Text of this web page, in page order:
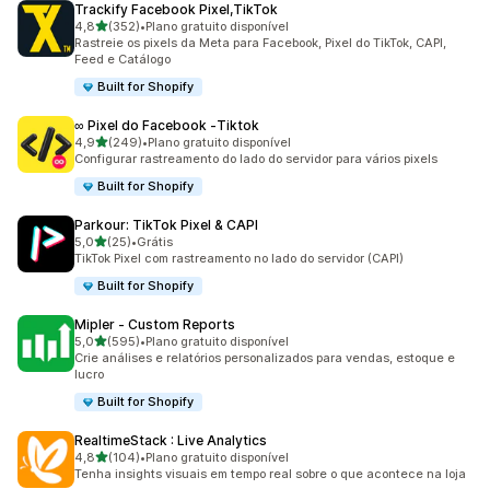
Trackify Facebook Pixel,TikTok
4,8de 5 estrelas
(352)
352 avaliações ao todo
•Plano gratuito disponível
Rastreie os pixels da Meta para Facebook, Pixel do TikTok, CAPI,
Feed e Catálogo
Built for Shopify
∞ Pixel do Facebook ‑Tiktok
4,9de 5 estrelas
(249)
249 avaliações ao todo
•Plano gratuito disponível
Configurar rastreamento do lado do servidor para vários pixels
Built for Shopify
Parkour: TikTok Pixel & CAPI
5,0de 5 estrelas
(25)
25 avaliações ao todo
•Grátis
TikTok Pixel com rastreamento no lado do servidor (CAPI)
Built for Shopify
Mipler ‑ Custom Reports
5,0de 5 estrelas
(595)
595 avaliações ao todo
•Plano gratuito disponível
Crie análises e relatórios personalizados para vendas, estoque e
lucro
Built for Shopify
RealtimeStack : Live Analytics
4,8de 5 estrelas
(104)
104 avaliações ao todo
•Plano gratuito disponível
Tenha insights visuais em tempo real sobre o que acontece na loja